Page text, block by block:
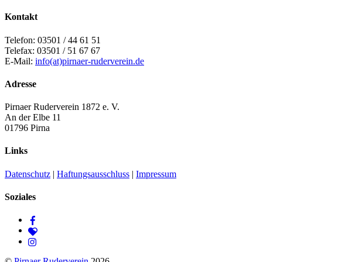
Kontakt
Telefon: 03501 / 44 61 51
Telefax: 03501 / 51 67 67
E-Mail: info(at)pirnaer-ruderverein.de
Adresse
Pirnaer Ruderverein 1872 e. V.
An der Elbe 11
01796 Pirna
Links
Datenschutz | Haftungsausschluss | Impressum
Soziales